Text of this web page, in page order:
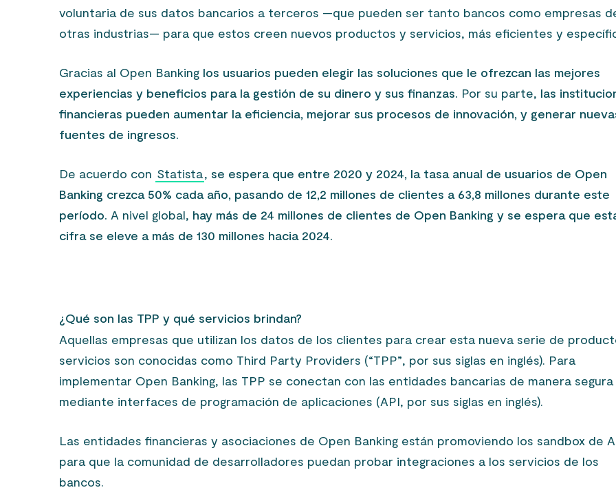
voluntaria de sus datos bancarios a terceros —que pueden ser tanto bancos como empresas
otras industrias— para que estos creen nuevos productos y servicios, más eficientes y
Gracias al Open Banking los usuarios pueden elegir las soluciones que le ofrezcan las mejores
experiencias y beneficios para la gestión de su dinero y sus finanzas. Por su parte, las
financieras pueden aumentar la eficiencia, mejorar sus procesos de innovación, y generar
fuentes de ingresos.
De acuerdo con Statista, se espera que entre 2020 y 2024, la tasa anual de usuarios de Open
Banking crezca 50% cada año, pasando de 12,2 millones de clientes a 63,8 millones durante este
período. A nivel global, hay más de 24 millones de clientes de Open Banking y se espera que
cifra se eleve a más de 130 millones hacia 2024.
¿Qué son las TPP y qué servicios brindan?
Aquellas empresas que utilizan los datos de los clientes para crear esta nueva serie de
servicios son conocidas como Third Party Providers (“TPP”, por sus siglas en inglés). Para
implementar Open Banking, las TPP se conectan con las entidades bancarias de manera segura
mediante interfaces de programación de aplicaciones (API, por sus siglas en inglés).
Las entidades financieras y asociaciones de Open Banking están promoviendo los sandbox de
para que la comunidad de desarrolladores puedan probar integraciones a los servicios de los
bancos.